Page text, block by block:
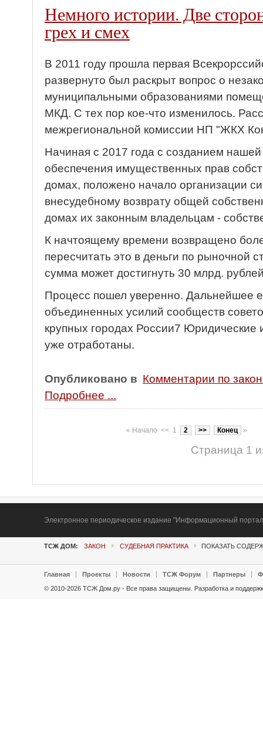
Немного истории. Две
грех и смех
В 2011 году прошла первая
развернуто был раскрыт вопрос о
муниципальными образованиями
МКД. С тех пор кое-что изменилось.
межрегиональной комиссии НП "ЖКХ
Начиная с 2017 года с созданием
обеспечения имущественных прав
домах, положено начало организации
внесудебному возврату общей
домах их законным владельцам -
К начтоящему времени возвращено
пересчитать это в деньги по рыночной
сумма может достигнуть 30 млрд.
Процесс пошел уверенно. Дальнейшее
объединенных усилий сообществ
крупных городах России7 Юридические
уже отработаны.
Опубликовано в Комментарии по
Подробнее ...
« Начало << 1 2 >> Конец »
Страница 1
Электронное периодическое издание "Информационный
ТСЖ ДОМ: ЗАКОН СУДЕБНАЯ ПРАКТИКА ПОКАЗАТЬ
Главная Проекты Новости ТСЖ Форум Партнеры
© 2010-2026 ТСЖ Дом.ру - Все права защищены. Разработка и